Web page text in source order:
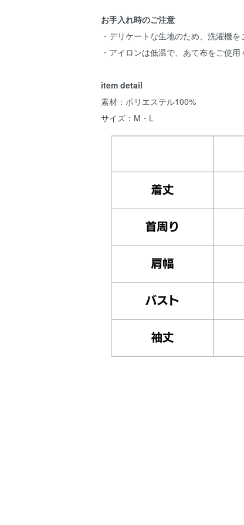
お手入れ時のご注意
・デリケートな生地のため、洗濯機
・アイロンは低温で、あて布をご使用
item detail
素材：ポリエステル100%
サイズ：M・L